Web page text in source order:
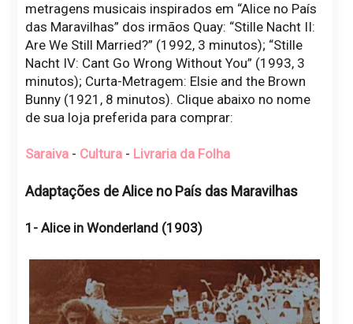
metragens musicais inspirados em “Alice no País
das Maravilhas” dos irmãos Quay: “Stille Nacht II:
Are We Still Married?” (1992, 3 minutos); “Stille
Nacht IV: Cant Go Wrong Without You” (1993, 3
minutos); Curta-Metragem: Elsie and the Brown
Bunny (1921, 8 minutos). Clique abaixo no nome
de sua loja preferida para comprar:
Saraiva- Cultura- Livraria da Folha
Adaptações de Alice no País das Maravilhas
1- Alice in Wonderland (1903)